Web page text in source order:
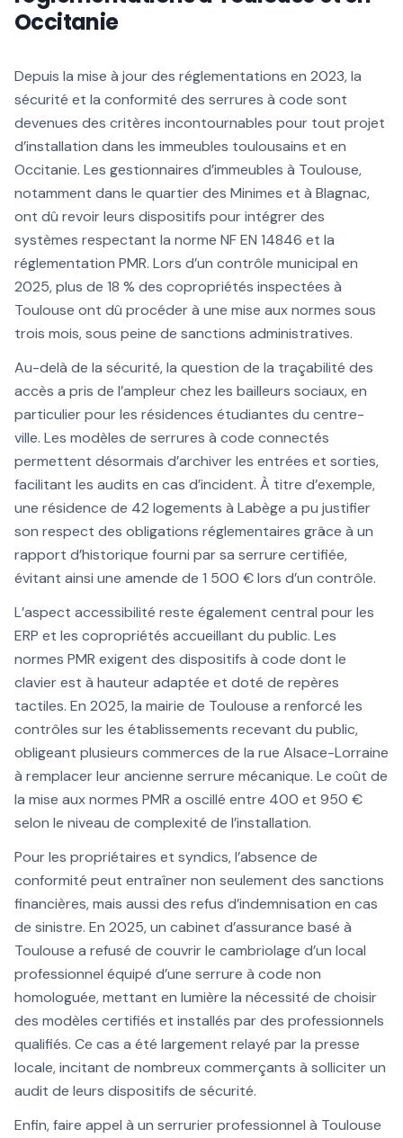
Occitanie
Depuis la mise à jour des réglementations en 2023, la
sécurité et la conformité des serrures à code sont
devenues des critères incontournables pour tout projet
d’installation dans les immeubles toulousains et en
Occitanie. Les gestionnaires d’immeubles à Toulouse,
notamment dans le quartier des Minimes et à Blagnac,
ont dû revoir leurs dispositifs pour intégrer des
systèmes respectant la norme NF EN 14846 et la
réglementation PMR. Lors d’un contrôle municipal en
2025, plus de 18 % des copropriétés inspectées à
Toulouse ont dû procéder à une mise aux normes sous
trois mois, sous peine de sanctions administratives.
Au-delà de la sécurité, la question de la traçabilité des
accès a pris de l’ampleur chez les bailleurs sociaux, en
particulier pour les résidences étudiantes du centre-
ville. Les modèles de serrures à code connectés
permettent désormais d’archiver les entrées et sorties,
facilitant les audits en cas d’incident. À titre d’exemple,
une résidence de 42 logements à Labège a pu justifier
son respect des obligations réglementaires grâce à un
rapport d’historique fourni par sa serrure certifiée,
évitant ainsi une amende de 1 500 € lors d’un contrôle.
L’aspect accessibilité reste également central pour les
ERP et les copropriétés accueillant du public. Les
normes PMR exigent des dispositifs à code dont le
clavier est à hauteur adaptée et doté de repères
tactiles. En 2025, la mairie de Toulouse a renforcé les
contrôles sur les établissements recevant du public,
obligeant plusieurs commerces de la rue Alsace-Lorraine
à remplacer leur ancienne serrure mécanique. Le coût de
la mise aux normes PMR a oscillé entre 400 et 950 €
selon le niveau de complexité de l’installation.
Pour les propriétaires et syndics, l’absence de
conformité peut entraîner non seulement des sanctions
financières, mais aussi des refus d’indemnisation en cas
de sinistre. En 2025, un cabinet d’assurance basé à
Toulouse a refusé de couvrir le cambriolage d’un local
professionnel équipé d’une serrure à code non
homologuée, mettant en lumière la nécessité de choisir
des modèles certifiés et installés par des professionnels
qualifiés. Ce cas a été largement relayé par la presse
locale, incitant de nombreux commerçants à solliciter un
audit de leurs dispositifs de sécurité.
Enfin, faire appel à un serrurier professionnel à Toulouse